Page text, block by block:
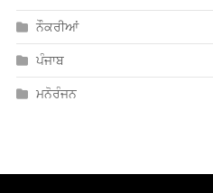
ਨੌਕਰੀਆਂ
ਪੰਜਾਬ
ਮਨੋਰੰਜਨ